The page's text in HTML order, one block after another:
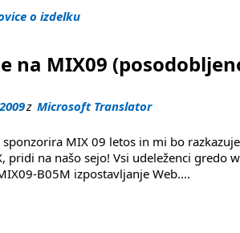
o izdelku
na MIX09
z Microsoft Translator
MIX 09 letos in mi bo
pridi na našo sejo! Vsi udeleženci gredo
B05M izpostavljanje Web....
(posodobljeno)"